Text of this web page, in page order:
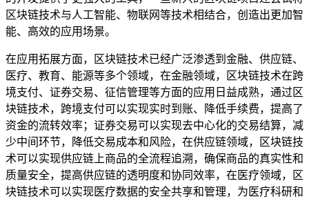
区块链技术与人工智能、物联网等技术相结合，创造出更加智
能、高效的应用场景。
在应用拓展方面，区块链技术已经广泛渗透到金融、供应链、
医疗、教育、能源等多个领域，在金融领域，区块链技术在跨
境支付、证券交易、征信管理等方面的应用日益成熟，通过区
块链技术，跨境支付可以实现实时到账、降低手续费，提高了
资金的流转效率；证券交易可以实现去中心化的交易结算，减
少中间环节，降低交易成本和风险，在供应链领域，区块链技
术可以实现供应链上商品的全流程追溯，确保商品的真实性和
质量安全，提高供应链的透明度和协同效率，在医疗领域，区
块链技术可以实现医疗数据的安全共享和管理，为医疗科研和